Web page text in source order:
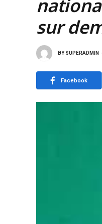
sur
BY SUPERADMIN
Facebook